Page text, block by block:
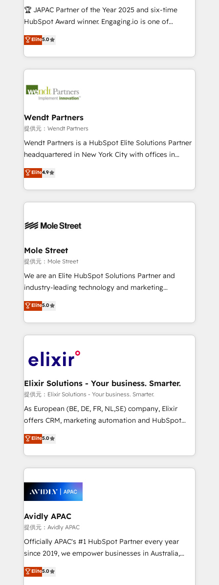
contratar e pagar a HubSpot em reais com nota
fiscal no Brasil e gerar economia de até 50% na
Oferecemos ainda agentes de IA especializados em
HubSpot que automatizam tarefas executam rotinas
empresas em 13 países utilizam a Nexforce. Somos
a maior parceira da HubSpot na América Latina e
HubSpot.
🏆 JAPAC Partner of the Year 2025 and six-time
HubSpot Award winner. Engaging.io is one of
HubSpot’s most experienced Agency Partners
globally, delivering complex HubSpot
implementations for 16+ years. With 700+ projects
completed across APAC and North America, we help
migrations, custom integrations, data architecture,
Salesforce, Microsoft Dynamics, and legacy CRM
migrations; custom integrations with platforms
including Ticketmaster, Ticketek, SevenRooms,
NetSuite, Snowflake, and Salesforce; HubSpot CMS
a Ticketmaster Nexus Partner, we deliver advanced
sports and events integrations in the HubSpot
include five HubSpot Academy accreditations, six
Elite5.0
Wendt Partners
提供元：Wendt Partners
Wendt Partners is a HubSpot Elite Solutions Partner
headquartered in New York City with offices in
Toronto, London and Melbourne. As a global
HubSpot partner, we specialize in working with
sophisticated B2B companies to implement the
HubSpot CRM platform across client organizations.
industrial/manufacturing, professional services,
distribution, commercial real estate, technology,
finserv/fintech, IT managed services, transportation
& logistics, energy/solar, staffing and recruiting,
media, healthcare and government contractors. Our
Technical Solutions, Enablement Solutions, Digital
Solutions and Growth Solutions. As a fully
engagement. In addition, we are SOC 2, ISO 27001,
GDPR and HIPAA compliant for global IT security
Elite4.9
Mole Street
提供元：Mole Street
We are an Elite HubSpot Solutions Partner and
industry-leading technology and marketing
consultancy. Our focus is on enterprise and mid-
market B2B companies globally that want a strategic
approach to execute their goals through creative
applications of our solutions; Technical HubSpot
Design, Migrations + Integrations. Mole Street’s
greatness, which is achieved through creating
absolute clarity, derived from a well-defined
strategy, executed well, and reported on with clear
results. The culture is driven by core values; Joy, Grit,
Mindedness, and Clarity. We are driven to win for the
collective good of the company and its clientele, and
things are happening.
Elite5.0
Elixir Solutions - Your business. Smarter.
提供元：Elixir Solutions - Your business. Smarter.
As European (BE, DE, FR, NL,SE) company, Elixir
offers CRM, marketing automation and HubSpot
integration products and services to mid-market
and enterprise customers. We ensure that your sales,
service and marketing department operates in the
most effective way, while at the same time
integrated buyers journey. Elixir is located in
Brussels, Munich, Cologne "Köln", Paris, Amsterdam
and Stockholm Elixir is a first mover and leader
when it comes to HubSpot sales and service
implementations, highly renowned for our business
acumen, process (re-)design experience and a
integrate HubSpot with complex solutions like SAP,
Elite5.0
Avidly APAC
提供元：Avidly APAC
Officially APAC's #1 HubSpot Partner every year
since 2019, we empower businesses in Australia,
New Zealand, and globally to realise their full
potential through enterprise HubSpot CRM
Elite5.0